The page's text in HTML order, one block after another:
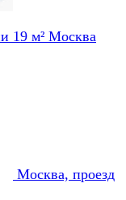
19 м² Москва
Москва, проезд